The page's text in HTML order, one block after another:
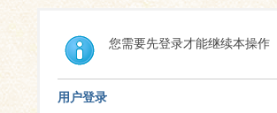
您需要先登录才能继续本操作
用户登录